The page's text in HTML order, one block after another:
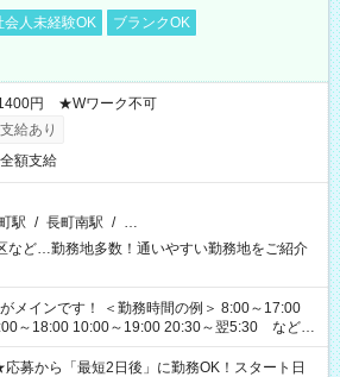
会人未経験OK
ブランクOK
円 ★Wワーク不可
給あり
額支給
駅 / 長町南駅 / …
など…勤務地多数！通いやすい勤務地をご紹介
勤務時間の例＞ 8:00～17:00
～18:00 10:00～19:00 20:30～翌5:30 など ★
時間多数！ 日勤のみ、残業なし、交替制など
ください！
募から「最短2日後」に勤務OK！スタート日